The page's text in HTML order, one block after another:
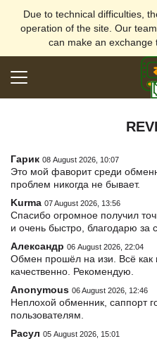
Due to technical difficulties,
operation of the site. Our
can make an exchange
EXCHANGE
FOR PARTNERS
RESERVES
CONTACTS
LOGIN
Гарик 08 August 2026, 10:07
Это мой фаворит среди
проблем никогда не бывает.
Kurma 07 August 2026, 13:56
Спасибо огромное получил
и очень быстро, благодарю за
Александр 06 August 2026, 22:04
Обмен прошёл на изи. Всё как
качественно. Рекомендую.
Anonymous 06 August 2026, 12:46
Неплохой обменник, саппорт
пользователям.
Расул 05 August 2026, 15:01